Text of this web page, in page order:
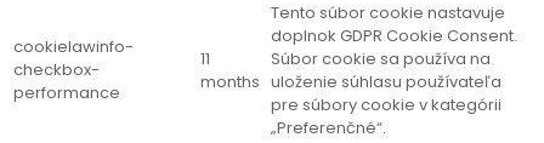
cookielawinfo-
checkbox-
performance
11
months
Tento súbor cookie nastavuje
doplnok GDPR Cookie Consent.
Súbor cookie sa používa na
uloženie súhlasu používateľa
pre súbory cookie v kategórii
„Preferenčné“.